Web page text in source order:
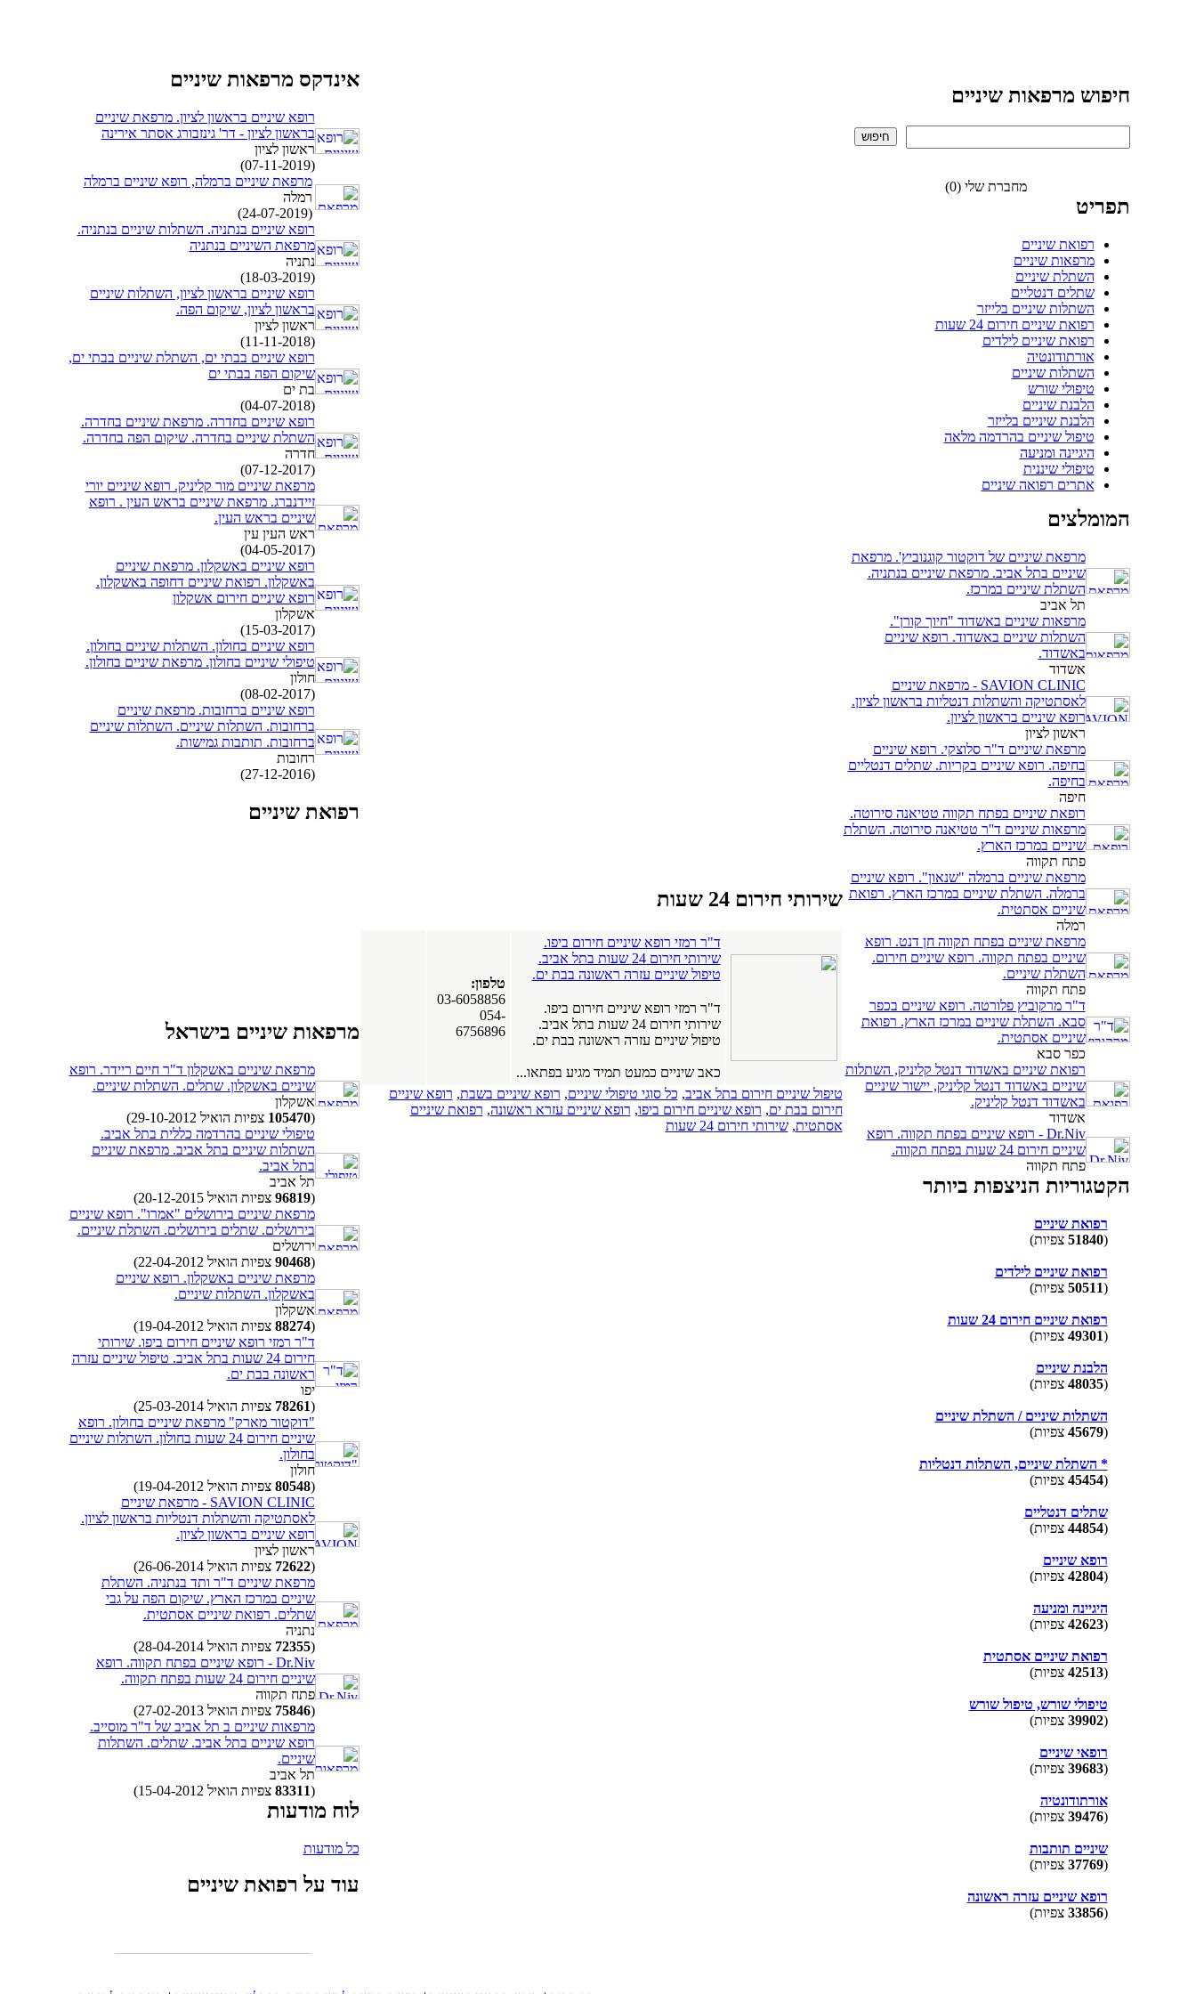
חיפוש מרפאות שיניים
מחברת שלי (0)
תפריט
רפואת שיניים
מרפאות שיניים
השתלת שיניים
שתלים דנטליים
השתלות שיניים בלייזר
רפואת שיניים חירום 24 שעות
רפואת שיניים לילדים
אורתודונטיה
השתלות שיניים
טיפולי שורש
הלבנת שיניים
הלבנת שיניים בלייזר
טיפול שיניים בהרדמה מלאה
היגיינה ומניעה
טיפולי שיננית
אתרים רפואה שיניים
המומלצים
מרפאת שיניים של דוקטור קוגנוביץ'. מרפאת
שיניים בתל אביב. מרפאת שיניים בנתניה.
השתלת שיניים במרכז.
תל אביב
מרפאות שיניים באשדוד "חיוך קורן".
השתלות שיניים באשדוד. רופא שיניים
באשדוד.
אשדוד
SAVION CLINIC - מרפאת שיניים
לאסתטיקה והשתלות דנטליות בראשון לציון.
רופא שיניים בראשון לציון.
ראשון לציון
מרפאת שיניים ד"ר סלוצקי. רופא שיניים
בחיפה. רופא שיניים בקריות. שתלים דנטליים
בחיפה.
חיפה
רופאת שיניים בפתח תקווה טטיאנה סירוטה.
מרפאות שיניים ד''ר טטיאנה סירוטה. השתלת
שיניים במרכז הארץ.
פתח תקווה
מרפאת שיניים ברמלה "שנאון". רופא שיניים
ברמלה. השתלת שיניים במרכז הארץ. רפואת
שיניים אסתטית.
רמלה
מרפאת שיניים בפתח תקווה חן דנט. רופא
שיניים בפתח תקווה. רופא שיניים חירום.
השתלת שיניים.
פתח תקווה
ד"ר מרקוביץ פלורטה. רופא שיניים בכפר
סבא. השתלת שיניים במרכז הארץ. רפואת
שיניים אסתטית.
כפר סבא
רפואת שיניים באשדוד דנטל קליניק, השתלות
שיניים באשדוד דנטל קליניק, יישור שיניים
באשדוד דנטל קליניק.
אשדוד
Dr.Niv - רופא שיניים בפתח תקווה. רופא
שיניים חירום 24 שעות בפתח תקווה.
פתח תקווה
הקטגוריות הניצפות ביותר
רפואת שיניים
(
51840 צפיות)
רפואת שיניים לילדים
(
50511 צפיות)
רפואת שיניים חירום 24 שעות
(
49301 צפיות)
הלבנת שיניים
(
48035 צפיות)
השתלות שיניים / השתלת שיניים
(
45679 צפיות)
* השתלת שיניים, השתלות דנטליות
(
45454 צפיות)
שתלים דנטליים
(
44854 צפיות)
רופא שיניים
(
42804 צפיות)
היגיינה ומניעה
(
42623 צפיות)
רפואת שיניים אסתטית
(
42513 צפיות)
טיפולי שורש, טיפול שורש
(
39902 צפיות)
רופאי שיניים
(
39683 צפיות)
אורתודונטיה
(
39476 צפיות)
שיניים תותבות
(
37769 צפיות)
רופא שיניים עזרה ראשונה
(
33856 צפיות)
שירותי חירום 24 שעות
ד"ר רמזי רופא שיניים חירום ביפו.
שירותי חירום 24 שעות בתל אביב.
טיפול שיניים עזרה ראשונה בבת ים.
ד"ר רמזי רופא שיניים חירום ביפו.
שירותי חירום 24 שעות בתל אביב.
טיפול שיניים עזרה ראשונה בבת ים.
כאב שיניים כמעט תמיד מגיע בפתאו...
טלפון:
03-6058856
054-
6756896
טיפול שיניים חירום בתל אביב, כל סוגי טיפולי שיניים, רופא שיניים בשבת, רופא שיניים
חירום בבת ים, רופא שיניים חירום ביפו, רופא שיניים עזרא ראשונה, רפואת שיניים
אסתטית,שירותי חירום 24 שעות
אינדקס מרפאות שיניים
רופא שיניים בראשון לציון. מרפאת שיניים
בראשון לציון - דר' גינזבורג אסתר אירינה
ראשון לציון
(07-11-2019)
מרפאת שיניים ברמלה, רופא שיניים ברמלה
רמלה
(24-07-2019)
רופא שיניים בנתניה. השתלות שיניים בנתניה.
מרפאת השיניים בנתניה
נתניה
(18-03-2019)
רופא שיניים בראשון לציון, השתלות שיניים
בראשון לציון, שיקום הפה.
ראשון לציון
(11-11-2018)
רופא שיניים בבתי ים, השתלת שיניים בבתי ים,
שיקום הפה בבתי ים
בת ים
(04-07-2018)
רופא שיניים בחדרה. מרפאת שיניים בחדרה.
השתלת שיניים בחדרה. שיקום הפה בחדרה.
חדרה
(07-12-2017)
מרפאת שיניים מור קליניק. רופא שיניים יורי
זיידנברג. מרפאת שיניים בראש העין . רופא
שיניים בראש העין.
ראש העין עין
(04-05-2017)
רופא שיניים באשקלון. מרפאת שיניים
באשקלון. רפואת שיניים דחופה באשקלון.
רופא שיניים חירום אשקלון
אשקלון
(15-03-2017)
רופא שיניים בחולון. השתלות שיניים בחולון.
טיפולי שיניים בחולון. מרפאת שיניים בחולון.
חולון
(08-02-2017)
רופא שיניים ברחובות. מרפאת שיניים
ברחובות. השתלות שיניים. השתלות שיניים
ברחובות. תותבות גמישות.
רחובות
(27-12-2016)
רפואת שיניים
מרפאות שיניים בישראל
מרפאת שיניים באשקלון ד"ר חיים ריידר. רופא
שיניים באשקלון. שתלים. השתלות שיניים.
אשקלון
(
105470 צפיות הואיל 29-10-2012)
טיפולי שיניים בהרדמה כללית בתל אביב.
השתלות שיניים בתל אביב. מרפאת שיניים
בתל אביב.
תל אביב
(
96819 צפיות הואיל 20-12-2015)
מרפאת שיניים בירושלים "אמרו". רופא שיניים
בירושלים. שתלים בירושלים. השתלת שיניים.
ירושלים
(
90468 צפיות הואיל 22-04-2012)
מרפאת שיניים באשקלון. רופא שיניים
באשקלון. השתלות שיניים.
אשקלון
(
88274 צפיות הואיל 19-04-2012)
ד"ר רמזי רופא שיניים חירום ביפו. שירותי
חירום 24 שעות בתל אביב. טיפול שיניים עזרה
ראשונה בבת ים.
יפו
(
78261 צפיות הואיל 25-03-2014)
"דוקטור מארק" מרפאת שיניים בחולון. רופא
שיניים חירום 24 שעות בחולון. השתלות שיניים
בחולון.
חולון
(
80548 צפיות הואיל 19-04-2012)
SAVION CLINIC - מרפאת שיניים
לאסתטיקה והשתלות דנטליות בראשון לציון.
רופא שיניים בראשון לציון.
ראשון לציון
(
72622 צפיות הואיל 26-06-2014)
מרפאת שיניים ד"ר ותד בנתניה. השתלת
שיניים במרכז הארץ. שיקום הפה על גבי
שתלים. רפואת שיניים אסתטית.
נתניה
(
72355 צפיות הואיל 28-04-2014)
Dr.Niv - רופא שיניים בפתח תקווה. רופא
שיניים חירום 24 שעות בפתח תקווה.
פתח תקווה
(
75846 צפיות הואיל 27-02-2013)
מרפאות שיניים ב תל אביב של ד"ר מוסייב.
רופא שיניים בתל אביב. שתלים. השתלות
שיניים.
תל אביב
(
83311 צפיות הואיל 15-04-2012)
לוח מודעות
כל מודעות
עוד על רפואת שיניים